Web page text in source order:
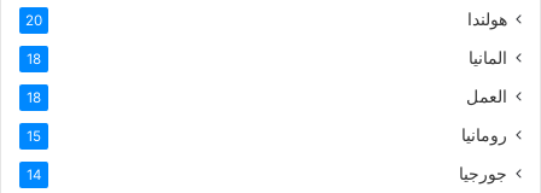
هولندا 20
المانيا 18
العمل 18
رومانيا 15
جورجيا 14